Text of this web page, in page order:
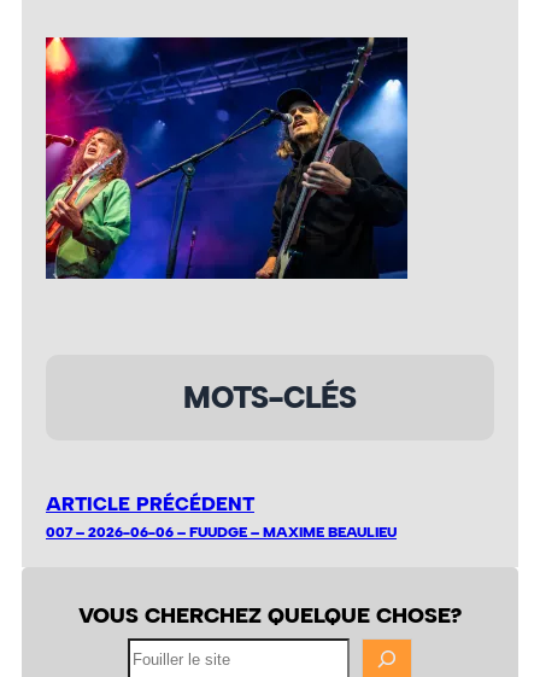
MOTS-CLÉS
ARTICLE PRÉCÉDENT
007 – 2026-06-06 – FUUDGE – MAXIME BEAULIEU
VOUS CHERCHEZ QUELQUE CHOSE?